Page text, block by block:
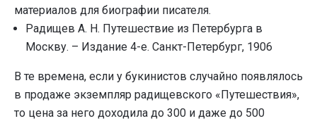
материалов для биографии писателя.
Радищев А. Н. Путешествие из Петербурга в
Москву. – Издание 4-е. Санкт-Петербург, 1906
В те времена, если у букинистов случайно появлялось
в продаже экземпляр радищевского «Путешествия»,
то цена за него доходила до 300 и даже до 500